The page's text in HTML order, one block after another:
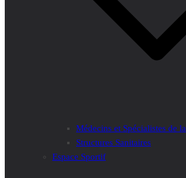
Médecins et Spécialistes de
Structures Sanitaires
Espace Sportif